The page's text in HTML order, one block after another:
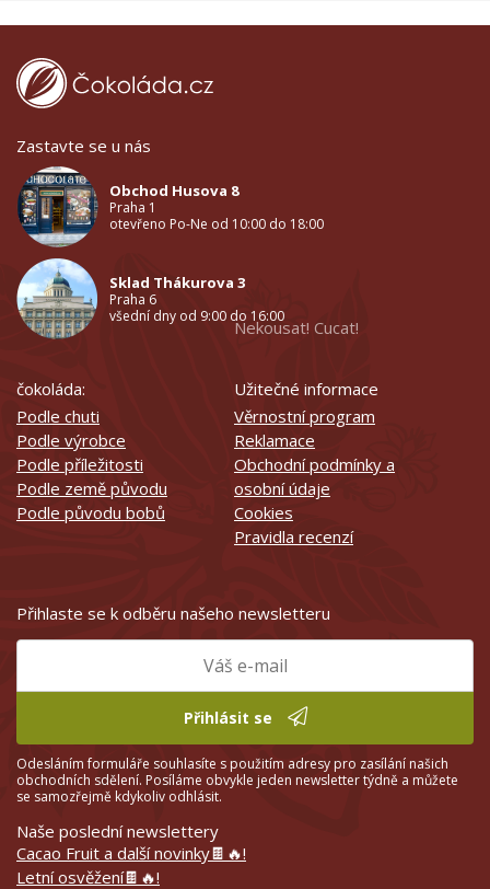
Zastavte se u nás
Obchod Husova 8
Praha 1
otevřeno Po-Ne od 10:00 do 18:00
Sklad Thákurova 3
Praha 6
všední dny od 9:00 do 16:00
čokoláda:
Podle chuti
Podle výrobce
Podle příležitosti
Podle země původu
Podle původu bobů
Nekousat! Cucat!
Užitečné informace
Věrnostní program
Reklamace
Obchodní podmínky a
osobní údaje
Cookies
Pravidla recenzí
Přihlaste se k odběru našeho newsletteru
Přihlásit se
Odesláním formuláře souhlasíte s použitím adresy pro zasílání našich
obchodních sdělení. Posíláme obvykle jeden newsletter týdně a můžete
se samozřejmě kdykoliv odhlásit.
Naše poslední newslettery
Cacao Fruit a další novinky🍫🔥!
Letní osvěžení🍫🔥!